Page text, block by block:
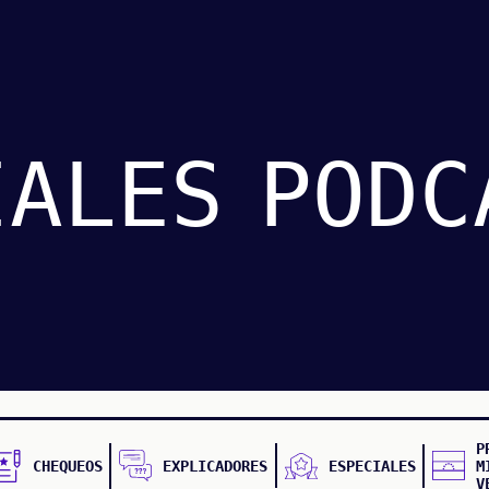
CHEQUEOS EXPLICADORES ESPECIALES